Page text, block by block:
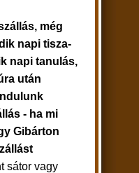
még
napi tisza-
napi tanulás,
után
- ha mi
Gibárton
sátor vagy